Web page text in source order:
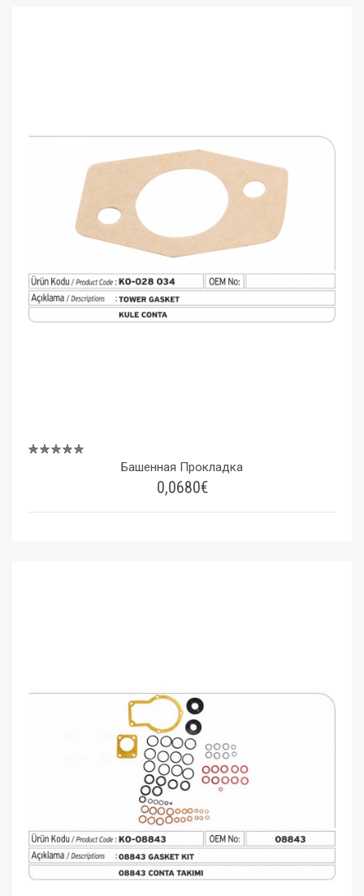
Башенная Прокладка
0,0680€